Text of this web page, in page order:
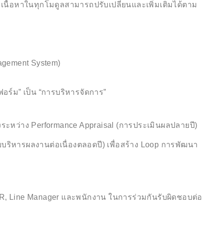
เนื้อหาในทุกโมดูลสามารถปรับเปลี่ยนและเพิ่มเติมได้ตาม
System)
ม” เป็น “การบริหารจัดการ”
ะหว่าง Performance Appraisal (การประเมินผลปลายปี)
บริหารผลงานต่อเนื่องตลอดปี) เพื่อสร้าง Loop การพัฒนา
Line Manager และพนักงาน ในการร่วมกันรับผิดชอบต่อ